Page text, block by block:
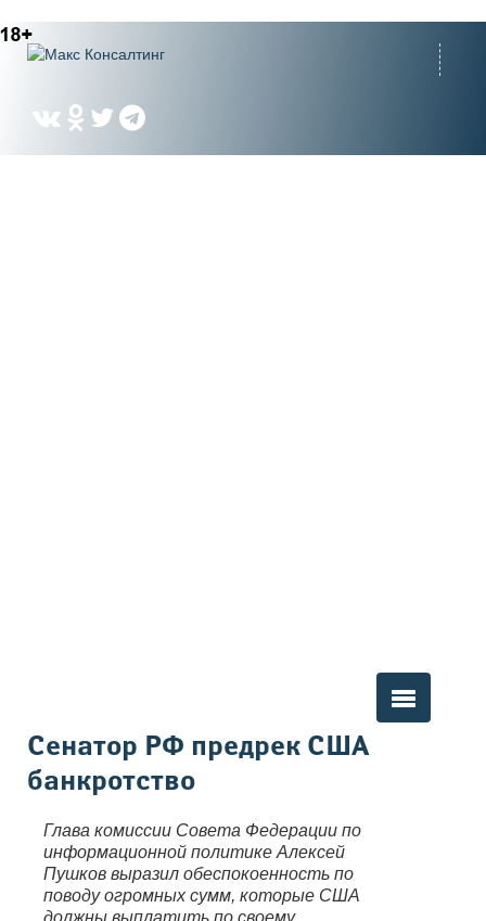
Вы здесь
Сенатор РФ предрек США
банкротство
Глава комиссии Совета Федерации по
информационной политике Алексей
Пушков выразил обеспокоенность по
поводу огромных сумм, которые США
должны выплатить по своему